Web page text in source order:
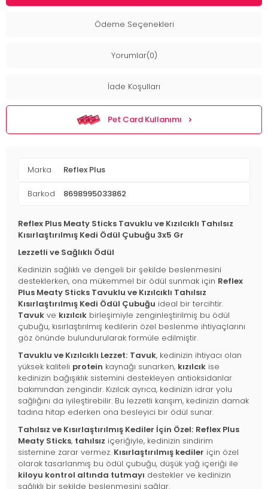
Ödeme Seçenekleri
Yorumlar(0)
İade Koşulları
Pet Card Kullanımı
Marka Reflex Plus
Barkod 8698995033862
Reflex Plus Meaty Sticks Tavuklu ve Kızılcıklı Tahılsız
Kısırlaştırılmış Kedi Ödül Çubuğu 3x5 Gr
Lezzetli ve Sağlıklı Ödül
Kedinizin sağlıklı ve dengeli bir şekilde beslenmesini
desteklerken, ona mükemmel bir ödül sunmak için Reflex
Plus Meaty Sticks Tavuklu ve Kızılcıklı Tahılsız
Kısırlaştırılmış Kedi Ödül Çubuğu ideal bir tercihtir.
Tavuk ve kızılcık birleşimiyle zenginleştirilmiş bu ödül
çubuğu, kısırlaştırılmış kedilerin özel beslenme ihtiyaçlarını
göz önünde bulundurularak formüle edilmiştir.
Tavuklu ve Kızılcıklı Lezzet: Tavuk, kedinizin ihtiyacı olan
yüksek kaliteli protein kaynağı sunarken, kızılcık ise
kedinizin bağışıklık sistemini destekleyen antioksidanlar
bakımından zengindir. Kızılcık ayrıca, kedinizin idrar yolu
sağlığını da iyileştirebilir. Bu lezzetli karışım, kedinizin damak
tadına hitap ederken ona besleyici bir ödül sunar.
Tahılsız ve Kısırlaştırılmış Kediler İçin Özel: Reflex Plus
Meaty Sticks, tahılsız içeriğiyle, kedinizin sindirim
sistemine zarar vermez. Kısırlaştırılmış kediler için özel
olarak tasarlanmış bu ödül çubuğu, düşük yağ içeriği ile
kiloyu kontrol altında tutmayı destekler ve kedinizin
sağlıklı bir şekilde beslenmesini sağlar.